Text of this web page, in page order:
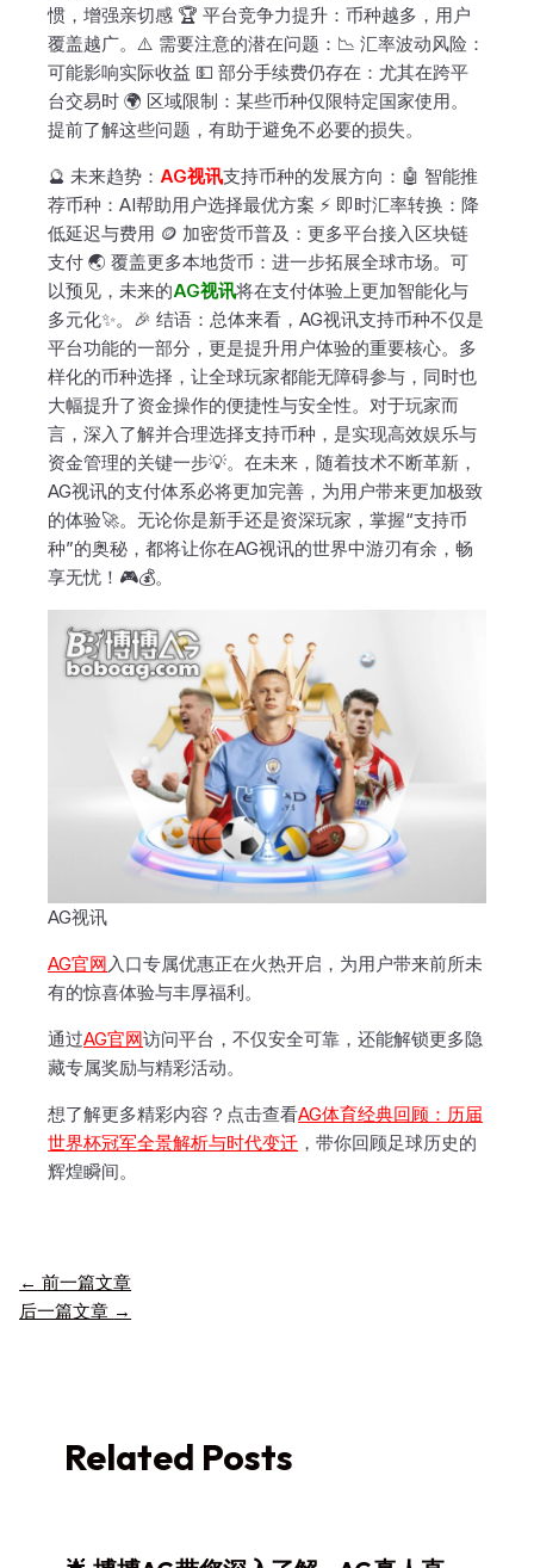
惯，增强亲切感 🏆 平台竞争力提升：币种越多，用户
覆盖越广。⚠️ 需要注意的潜在问题：📉 汇率波动风险：
可能影响实际收益 💵 部分手续费仍存在：尤其在跨平
台交易时 🌍 区域限制：某些币种仅限特定国家使用。
提前了解这些问题，有助于避免不必要的损失。
🔮 未来趋势： AG视讯支持币种的发展方向：🤖 智能推
荐币种：AI帮助用户选择最优方案 ⚡ 即时汇率转换：降
低延迟与费用 🪙 加密货币普及：更多平台接入区块链
支付 🌏 覆盖更多本地货币：进一步拓展全球市场。可
以预见，未来的AG视讯将在支付体验上更加智能化与
多元化✨。🎉 结语：总体来看，AG视讯支持币种不仅是
平台功能的一部分，更是提升用户体验的重要核心。多
样化的币种选择，让全球玩家都能无障碍参与，同时也
大幅提升了资金操作的便捷性与安全性。对于玩家而
言，深入了解并合理选择支持币种，是实现高效娱乐与
资金管理的关键一步💡。在未来，随着技术不断革新，
AG视讯的支付体系必将更加完善，为用户带来更加极致
的体验🚀。无论你是新手还是资深玩家，掌握“支持币
种”的奥秘，都将让你在AG视讯的世界中游刃有余，畅
享无忧！🎮💰。
AG视讯
AG官网 入口专属优惠正在火热开启，为用户带来前所未
有的惊喜体验与丰厚福利。
通过AG官网访问平台，不仅安全可靠，还能解锁更多隐
藏专属奖励与精彩活动。
想了解更多精彩内容？点击查看AG体育经典回顾：历届
世界杯冠军全景解析与时代变迁 ，带你回顾足球历史的
辉煌瞬间。
← 前一篇文章
后一篇文章 →
Related Posts